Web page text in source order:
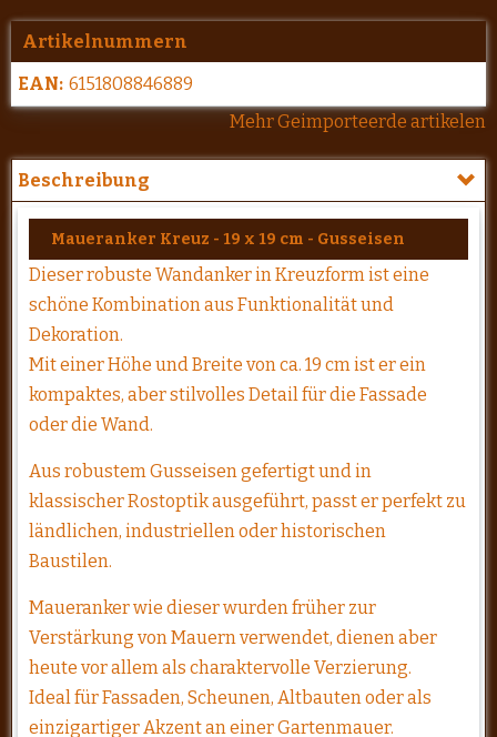
Artikelnummern
EAN: 6151808846889
Mehr Geimporteerde artikelen
Beschreibung
Maueranker Kreuz - 19 x 19 cm - Gusseisen
Dieser robuste Wandanker in Kreuzform ist eine
schöne Kombination aus Funktionalität und
Dekoration.
Mit einer Höhe und Breite von ca. 19 cm ist er ein
kompaktes, aber stilvolles Detail für die Fassade
oder die Wand.
Aus robustem Gusseisen gefertigt und in
klassischer Rostoptik ausgeführt, passt er perfekt zu
ländlichen, industriellen oder historischen
Baustilen.
Maueranker wie dieser wurden früher zur
Verstärkung von Mauern verwendet, dienen aber
heute vor allem als charaktervolle Verzierung.
Ideal für Fassaden, Scheunen, Altbauten oder als
einzigartiger Akzent an einer Gartenmauer.